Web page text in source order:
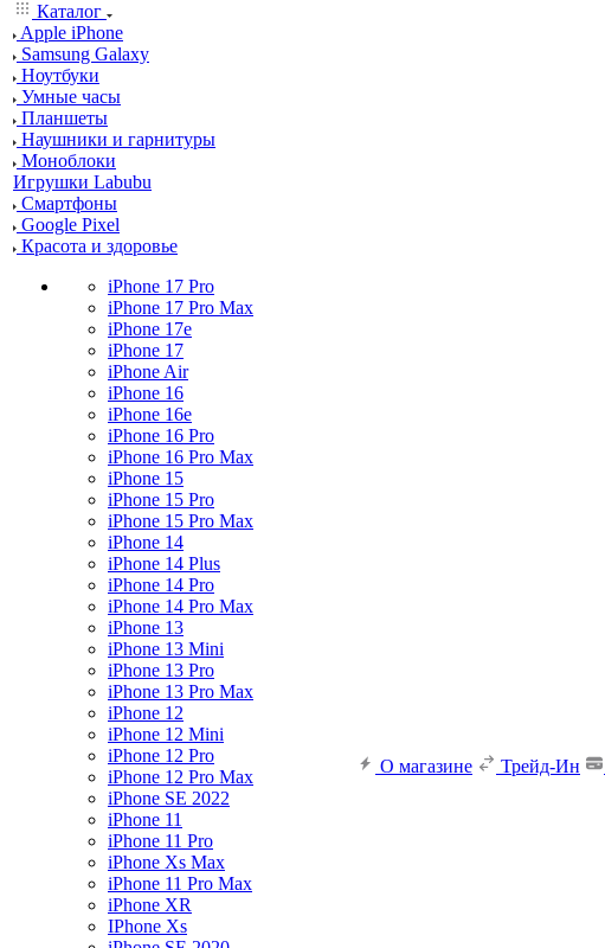
Каталог
Apple iPhone
Samsung Galaxy
Ноутбуки
Умные часы
Планшеты
Наушники и гарнитуры
Моноблоки
Игрушки Labubu
Смартфоны
Google Pixel
Красота и здоровье
iPhone 17 Pro
iPhone 17 Pro Max
iPhone 17e
iPhone 17
iPhone Air
iPhone 16
iPhone 16e
iPhone 16 Pro
iPhone 16 Pro Max
iPhone 15
iPhone 15 Pro
iPhone 15 Pro Max
iPhone 14
iPhone 14 Plus
iPhone 14 Pro
iPhone 14 Pro Max
iPhone 13
iPhone 13 Mini
iPhone 13 Pro
iPhone 13 Pro Max
iPhone 12
iPhone 12 Mini
iPhone 12 Pro
iPhone 12 Pro Max
iPhone SE 2022
iPhone 11
iPhone 11 Pro
iPhone Xs Max
iPhone 11 Pro Max
iPhone XR
IPhone Xs
О магазине Трейд-Ин